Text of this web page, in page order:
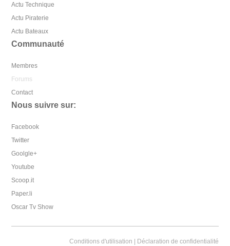
Actu Technique
Actu Piraterie
Actu Bateaux
Communauté
Membres
Forums
Contact
Nous suivre sur:
Facebook
Twitter
Goolgle+
Youtube
Scoop.it
Paper.li
Oscar Tv Show
Conditions d'utilisation | Déclaration de confidentialité